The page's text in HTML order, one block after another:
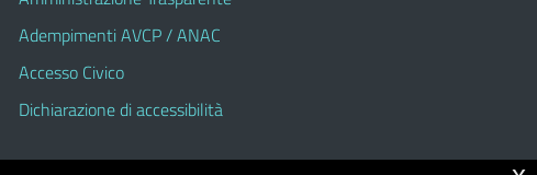
Adempimenti AVCP / ANAC
Accesso Civico
Dichiarazione di accessibilità